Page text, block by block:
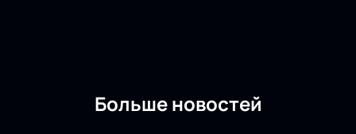
Больше новостей